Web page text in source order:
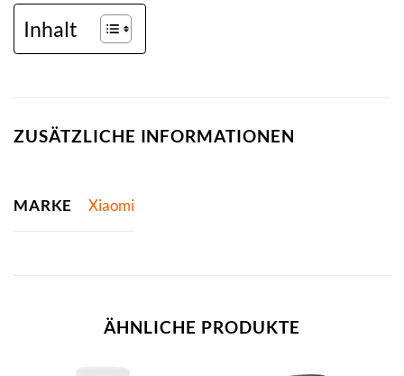
Inhalt
ZUSÄTZLICHE INFORMATIONEN
MARKE Xiaomi
ÄHNLICHE PRODUKTE